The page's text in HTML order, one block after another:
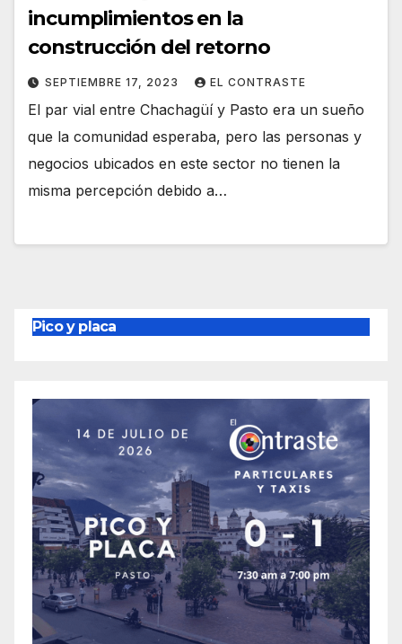
incumplimientos en la
construcción del retorno
SEPTIEMBRE 17, 2023 EL CONTRASTE
El par vial entre Chachagüí y Pasto era un sueño
que la comunidad esperaba, pero las personas y
negocios ubicados en este sector no tienen la
misma percepción debido a…
Pico y placa